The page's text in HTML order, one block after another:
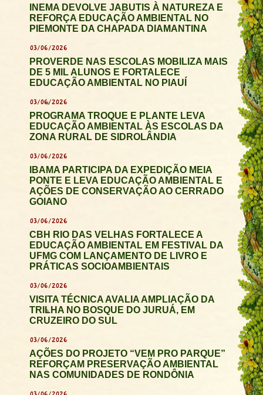
INEMA DEVOLVE JABUTIS À NATUREZA E
REFORÇA EDUCAÇÃO AMBIENTAL NO
PIEMONTE DA CHAPADA DIAMANTINA
03/06/2026
PROVERDE NAS ESCOLAS MOBILIZA MAIS
DE 5 MIL ALUNOS E FORTALECE
EDUCAÇÃO AMBIENTAL NO PIAUÍ
03/06/2026
PROGRAMA TROQUE E PLANTE LEVA
EDUCAÇÃO AMBIENTAL ÀS ESCOLAS DA
ZONA RURAL DE SIDROLÂNDIA
03/06/2026
IBAMA PARTICIPA DA EXPEDIÇÃO MEIA
PONTE E LEVA EDUCAÇÃO AMBIENTAL E
AÇÕES DE CONSERVAÇÃO AO CERRADO
GOIANO
03/06/2026
CBH RIO DAS VELHAS FORTALECE A
EDUCAÇÃO AMBIENTAL EM FESTIVAL DA
UFMG COM LANÇAMENTO DE LIVRO E
PRÁTICAS SOCIOAMBIENTAIS
03/06/2026
VISITA TÉCNICA AVALIA AMPLIAÇÃO DA
TRILHA NO BOSQUE DO JURUÁ, EM
CRUZEIRO DO SUL
03/06/2026
AÇÕES DO PROJETO “VEM PRO PARQUE”
REFORÇAM PRESERVAÇÃO AMBIENTAL
NAS COMUNIDADES DE RONDÔNIA